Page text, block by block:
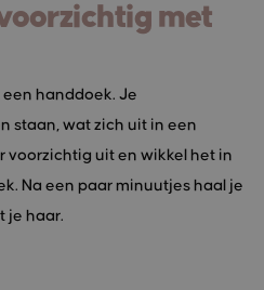
met
handdoek. Je
staan, wat zich uit in een
voorzichtig uit en wikkel het in
Na een paar minuutjes haal je
je haar.